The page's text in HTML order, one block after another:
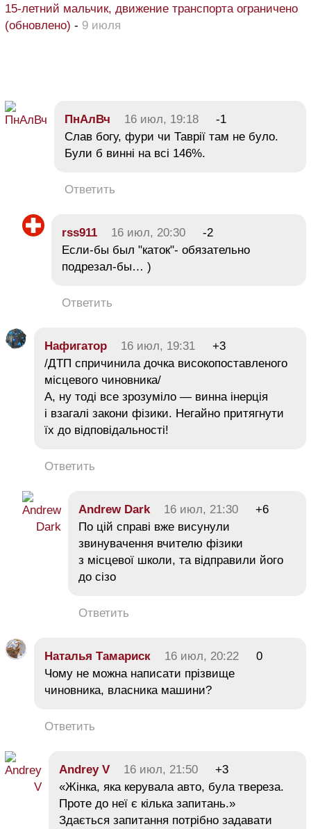
15-летний мальчик, движение транспорта ограничено
(обновлено) - 9 июля
ПнАлВч 16 июл, 19:18
-1
Слав богу, фури чи Таврії там не було.
Були б винні на всі 146%.
Ответить
rss911 16 июл, 20:30
-2
Если-бы был "каток"- обязательно
подрезал-бы… )
Ответить
Нафигатор 16 июл, 19:31
+3
/ДТП спричинила дочка високопоставленого
місцевого чиновника/
А, ну тоді все зрозуміло — винна інерція
і взагалі закони фізики. Негайно притягнути
їх до відповідальності!
Ответить
Andrew Dark 16 июл, 21:30
+6
По цій справі вже висунули
звинувачення вчителю фізики
з місцевої школи, та відправили його
до сізо
Ответить
Наталья Тамариск 16 июл, 20:22
0
Чому не можна написати прізвище
чиновника, власника машини?
Ответить
Andrey V 16 июл, 21:50
+3
«Жінка, яка керувала авто, була твереза.
Проте до неї є кілька запитань.»
Здається запитання потрібно задавати